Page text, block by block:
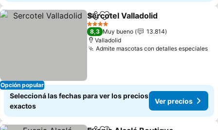
Opción popular
CompartirAñadir a favoritos
Sercotel Valladolid
4 Estrellas
8,3 Muy bueno
13.814
Valladolid
Admite mascotas con detalles especiales
Seleccioná las fechas para ver los precios
exactos
Ver precios